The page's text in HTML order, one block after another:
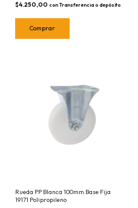
$4.250,00 con Transferencia o depósito
Rueda PP Blanca 100mm Base Fija
19171 Polipropileno